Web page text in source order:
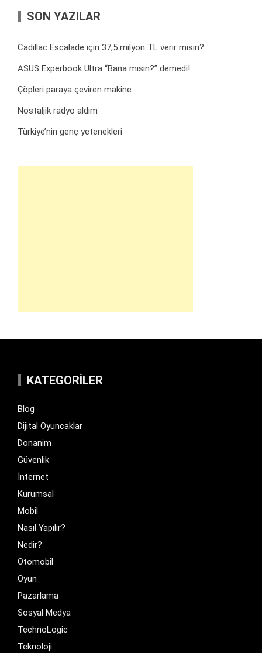
SON YAZILAR
Cadillac Escalade için 37,5 milyon TL verir misin?
ASUS Experbook Ultra “Bana mısın?” demedi!
Çöpleri paraya çeviren makine
Nostaljik radyo aldım
Türkiye’nin genç yetenekleri
KATEGORILER
Blog
Dijital Oyuncaklar
Donanim
Güvenlik
İnternet
Kurumsal
Mobil
Nasıl Yapılır?
Nedir?
Otomobil
Oyun
Pazarlama
Sosyal Medya
TechnoLogic
Teknoloji